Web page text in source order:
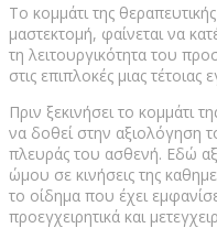
Το κομμάτι της
μαστεκτομή, φαίνεται να
τη λειτουργικότητα του
στις επιπλοκές μιας
Πριν ξεκινήσει το κομμάτι
να δοθεί στην αξιολόγηση
πλευράς του ασθενή. Εδώ
ώμου σε κινήσεις της
το οίδημα που έχει
προεγχειρητικά και